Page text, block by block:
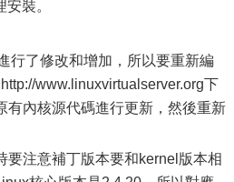
裝。
行了修改和增加，所以要重新編
www.linuxvirtualserver.org下
有內核源代碼進行更新，然後重新
要注意補丁版本要和kernel版本相